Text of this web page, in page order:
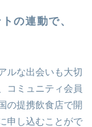
の連動で、
ルな出会いも大切
コミュニティ会員
の提携飲食店で開
申し込むことがで